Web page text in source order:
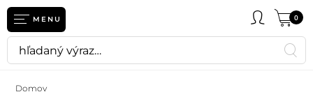
MENU 0
Domov